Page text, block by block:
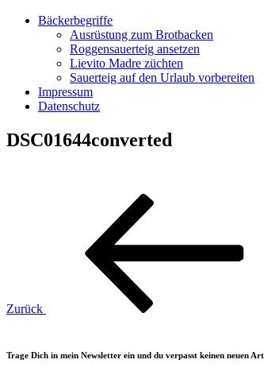
Bäckerbegriffe
Ausrüstung zum Brotbacken
Roggensauerteig ansetzen
Lievito Madre züchten
Sauerteig auf den Urlaub vorbereiten
Impressum
Datenschutz
DSC01644converted
Beitragsnavigation
Zurück
Trage Dich in mein Newsletter ein und du verpasst keinen neuen